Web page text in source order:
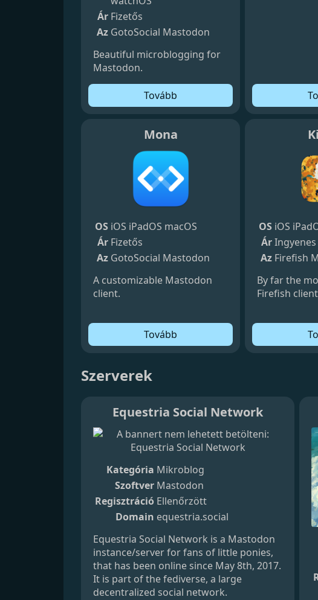
Ár Fizetős
Az GotoSocial Mastodon
Beautiful microblogging for
Mastodon.
Tovább
Mona
OS iOS iPadOS macOS
Ár Fizetős
Az GotoSocial Mastodon
A customizable Mastodon
client.
Tovább
OS iOS
ÁrIngyenes
Az Firefish
By far the
Firefish
Szerverek
Equestria Social Network
Kategória Mikroblog
Szoftver Mastodon
Regisztráció Ellenőrzött
Domain equestria.social
Equestria Social Network is a Mastodon
instance/server for fans of little ponies,
that has been online since May 8th, 2017.
It is part of the fediverse, a large
decentralized social network.